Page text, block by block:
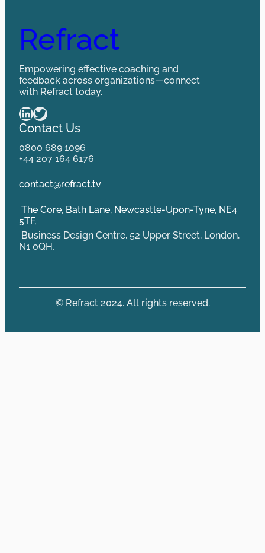
Refract
Empowering effective coaching and
feedback across organizations—connect
with Refract today.
LinkedIn Twitter
Contact Us
0800 689 1096
+44 207 164 6176
contact@refract.tv
The Core, Bath Lane, Newcastle-Upon-Tyne, NE4
5TF,
Business Design Centre, 52 Upper Street, London,
N1 0QH,
© Refract 2024. All rights reserved.